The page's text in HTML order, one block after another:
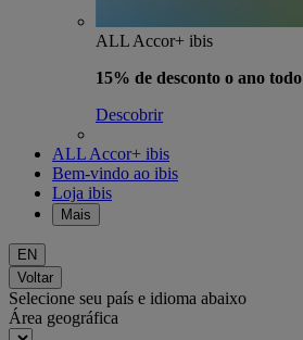
ALL Accor+ ibis
15% de desconto o ano todo
Descobrir
ALL Accor+ ibis
Bem-vindo ao ibis
Loja ibis
Mais
EN
Voltar
Selecione seu país e idioma abaixo
Área geográfica